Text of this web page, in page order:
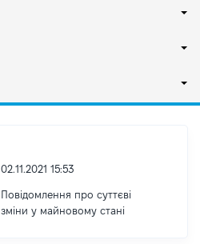
02.11.2021 15:53
Повідомлення про суттєві
зміни y майновому стані